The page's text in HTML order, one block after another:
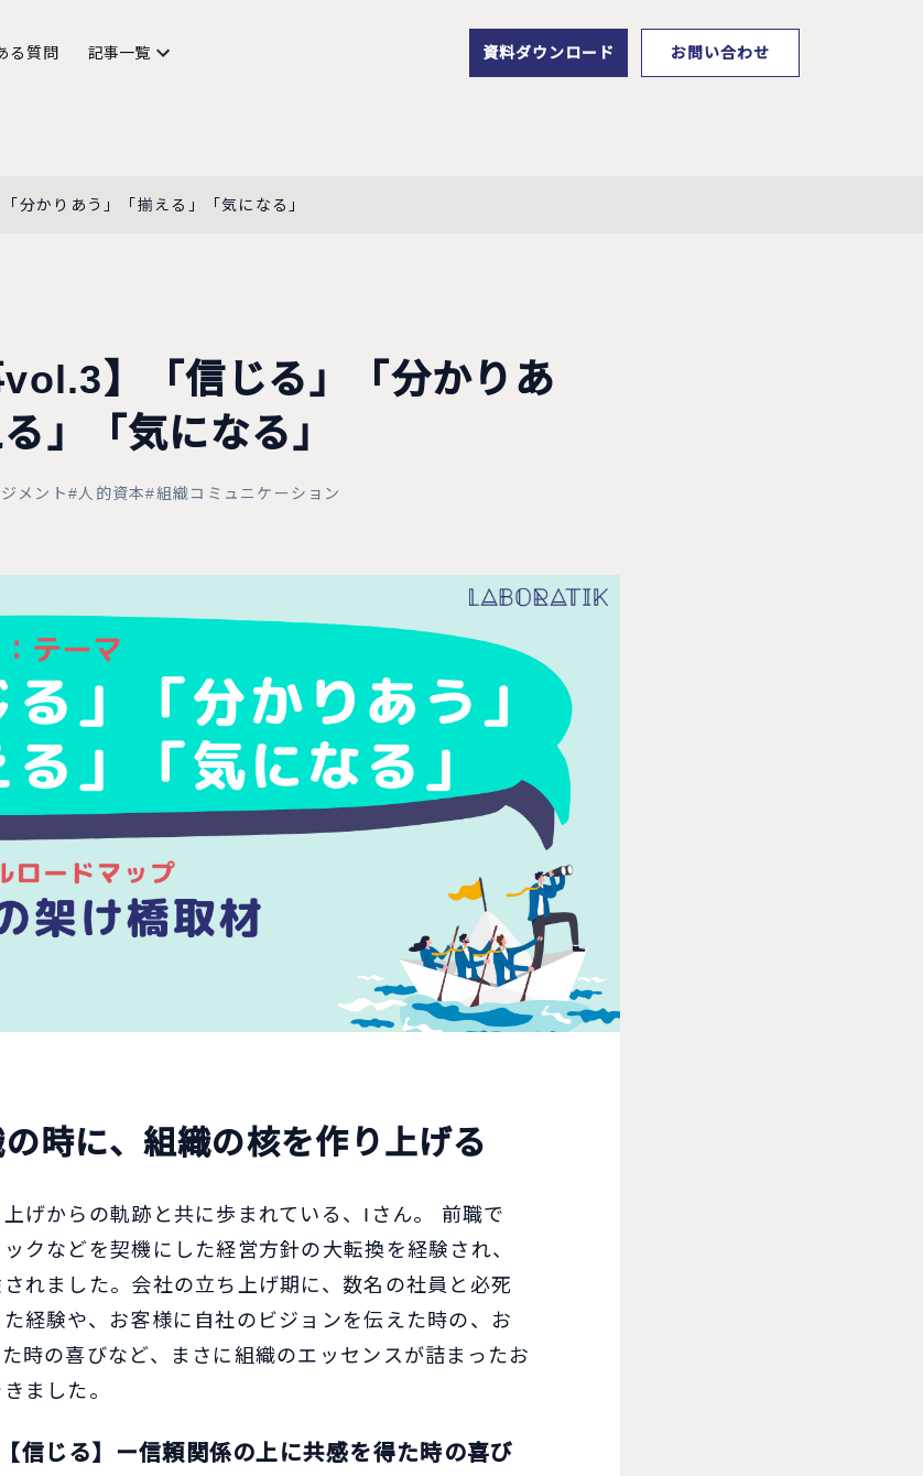
る質問 記事一覧 資料ダウンロード お問い合わせ
分かりあう」「揃える」「気になる」
vol.3】「信じる」「分かりあ
」「気になる」
メント#人的資本#組織コミュニケーション
時に、組織の核を作り上げる
げからの軌跡と共に歩まれている、Iさん。 前職で
クなどを契機にした経営方針の大転換を経験され、
れました。会社の立ち上げ期に、数名の社員と必死
経験や、お客様に自社のビジョンを伝えた時の、お
時の喜びなど、まさに組織のエッセンスが詰まったお
ました。
信じる】ー信頼関係の上に共感を得た時の喜び